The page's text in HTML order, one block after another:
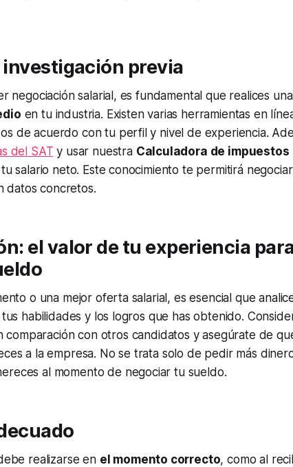
investigación previa
negociación salarial, es fundamental que realices
en tu industria. Existen varias herramientas en
de acuerdo con tu perfil y nivel de experiencia.
del SAT y usar nuestra Calculadora de impuestos
salario neto. Este conocimiento te permitirá
datos concretos.
el valor de tu experiencia
o una mejor oferta salarial, es esencial que
habilidades y los logros que has obtenido.
comparación con otros candidatos y asegúrate de
a la empresa. No se trata solo de pedir más
al momento de negociar tu sueldo.
realizarse en el momento correcto, como al